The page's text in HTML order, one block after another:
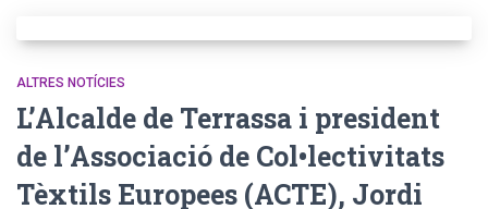
ALTRES NOTÍCIES
L’Alcalde de Terrassa i president
de l’Associació de Col•lectivitats
Tèxtils Europees (ACTE), Jordi